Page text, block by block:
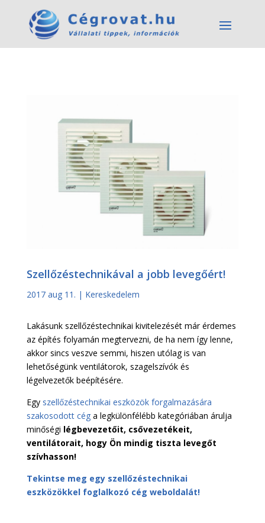
Szellőzéstechnikával a jobb levegőért!
2017 aug 11. | Kereskedelem
Lakásunk szellőzéstechnikai kivitelezését már érdemes
az építés folyamán megtervezni, de ha nem így lenne,
akkor sincs veszve semmi, hiszen utólag is van
lehetőségünk ventilátorok, szagelszívók és
légelvezetők beépítésére.
Egy szellőzéstechnikai eszközök forgalmazására
szakosodott cég a legkülönfélébb kategóriában árulja
minőségi légbevezetőit, csővezetékeit,
ventilátorait, hogy Ön mindig tiszta levegőt
szívhasson!
Tekintse meg egy szellőzéstechnikai
eszközökkel foglalkozó cég weboldalát!